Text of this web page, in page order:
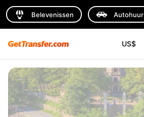
Belevenissen Autohuur
US$